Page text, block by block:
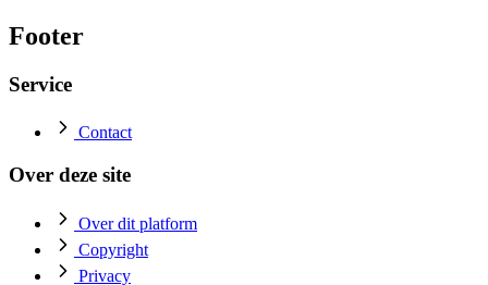
Footer
Service
Contact
Over deze site
Over dit platform
Copyright
Privacy